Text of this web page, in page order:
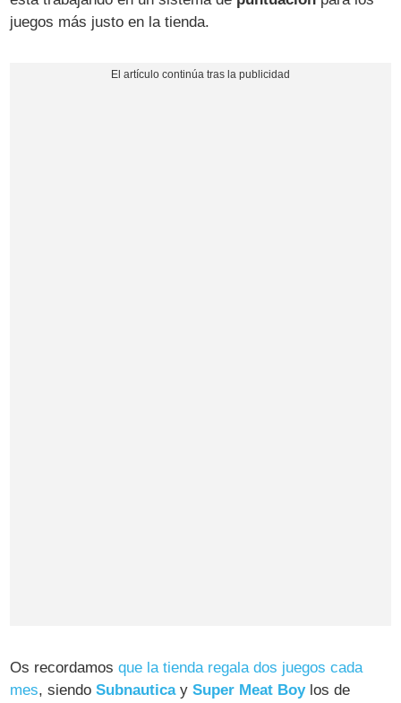
juegos más justo en la tienda.
Os recordamosque la tienda regala dos juegos cada
mes, siendoSubnauticaySuper Meat Boylos de